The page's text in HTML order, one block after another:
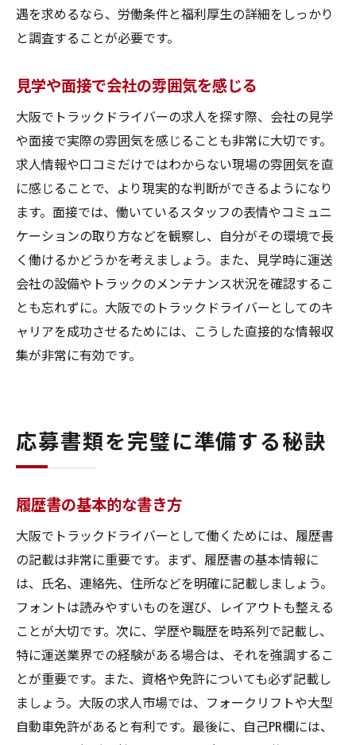
遇を求めるなら、労働条件と福利厚生の詳細をしっかり
と調査することが必要です。
見学や面接で会社の雰囲気を感じる
大阪でトラックドライバーの求人を探す際、会社の見学
や面接で実際の雰囲気を感じることも非常に大切です。
求人情報や口コミだけではわからない現場の雰囲気を直
に感じることで、より現実的な判断ができるようになり
ます。面接では、働いているスタッフの表情やコミュニ
ケーションの取り方などを観察し、自分がその環境で長
く働けるかどうかを考えましょう。また、見学時に運送
会社の設備やトラックのメンテナンス状況を確認するこ
とも忘れずに。大阪でのトラックドライバーとしてのキ
ャリアを成功させるためには、こうした直接的な情報収
集が非常に有効です。
応募書類を完璧に準備する秘訣
履歴書の基本的な書き方
大阪でトラックドライバーとして働くためには、履歴書
の記載は非常に重要です。まず、履歴書の基本情報に
は、氏名、連絡先、住所などを明確に記載しましょう。
フォントは読みやすいものを選び、レイアウトも整える
ことが大切です。次に、学歴や職歴を時系列で記載し、
特に運送業界での経験がある場合は、それを強調するこ
とが重要です。また、資格や免許についても必ず記載し
ましょう。大阪の求人市場では、フォークリフトや大型
自動車免許があると有利です。最後に、自己PR欄には、